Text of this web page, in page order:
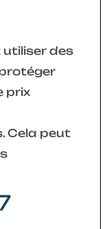
des
prix
Cela peut